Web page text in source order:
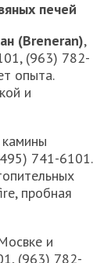
печей
(Breneran),
(963) 782-
опыта.
и
741-6101.
пробная
и
(963) 782-